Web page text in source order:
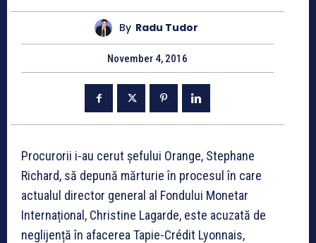
By Radu Tudor
November 4, 2016
Procurorii i-au cerut șefului Orange, Stephane
Richard, să depună mărturie în procesul în care
actualul director general al Fondului Monetar
Internațional, Christine Lagarde, este acuzată de
neglijență în afacerea Tapie-Crédit Lyonnais,